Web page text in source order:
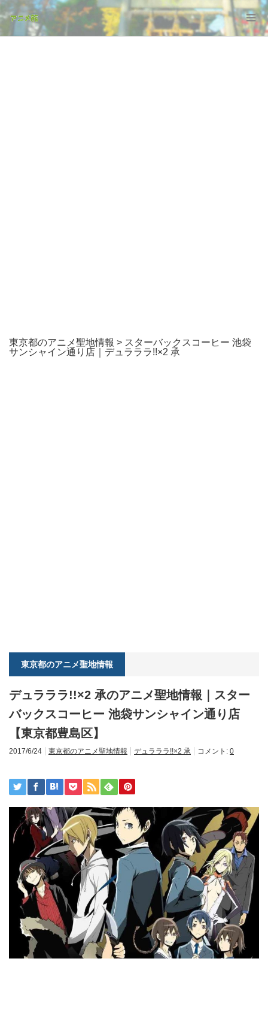
東京都のアニメ聖地情報 > スターバックスコーヒー 池袋
サンシャイン通り店｜デュラララ!!×2 承
東京都のアニメ聖地情報
デュラララ!!×2 承のアニメ聖地情報｜スター
バックスコーヒー 池袋サンシャイン通り店
【東京都豊島区】
2017/6/24 東京都のアニメ聖地情報 デュラララ!!×2 承 コメント: 0